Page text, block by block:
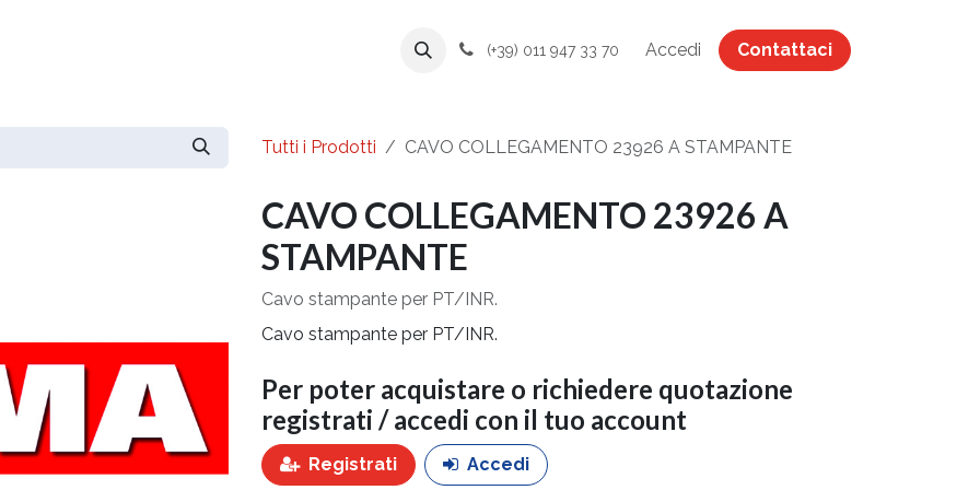
(+39) 011 947 33 70 Accedi Contattaci
Tutti i Prodotti CAVO COLLEGAMENTO 23926 A STAMPANTE
CAVO COLLEGAMENTO 23926 A
STAMPANTE
Cavo stampante per PT/INR.
Cavo stampante per PT/INR.
Per poter acquistare o richiedere quotazione
registrati / accedi con il tuo account
Registrati Accedi